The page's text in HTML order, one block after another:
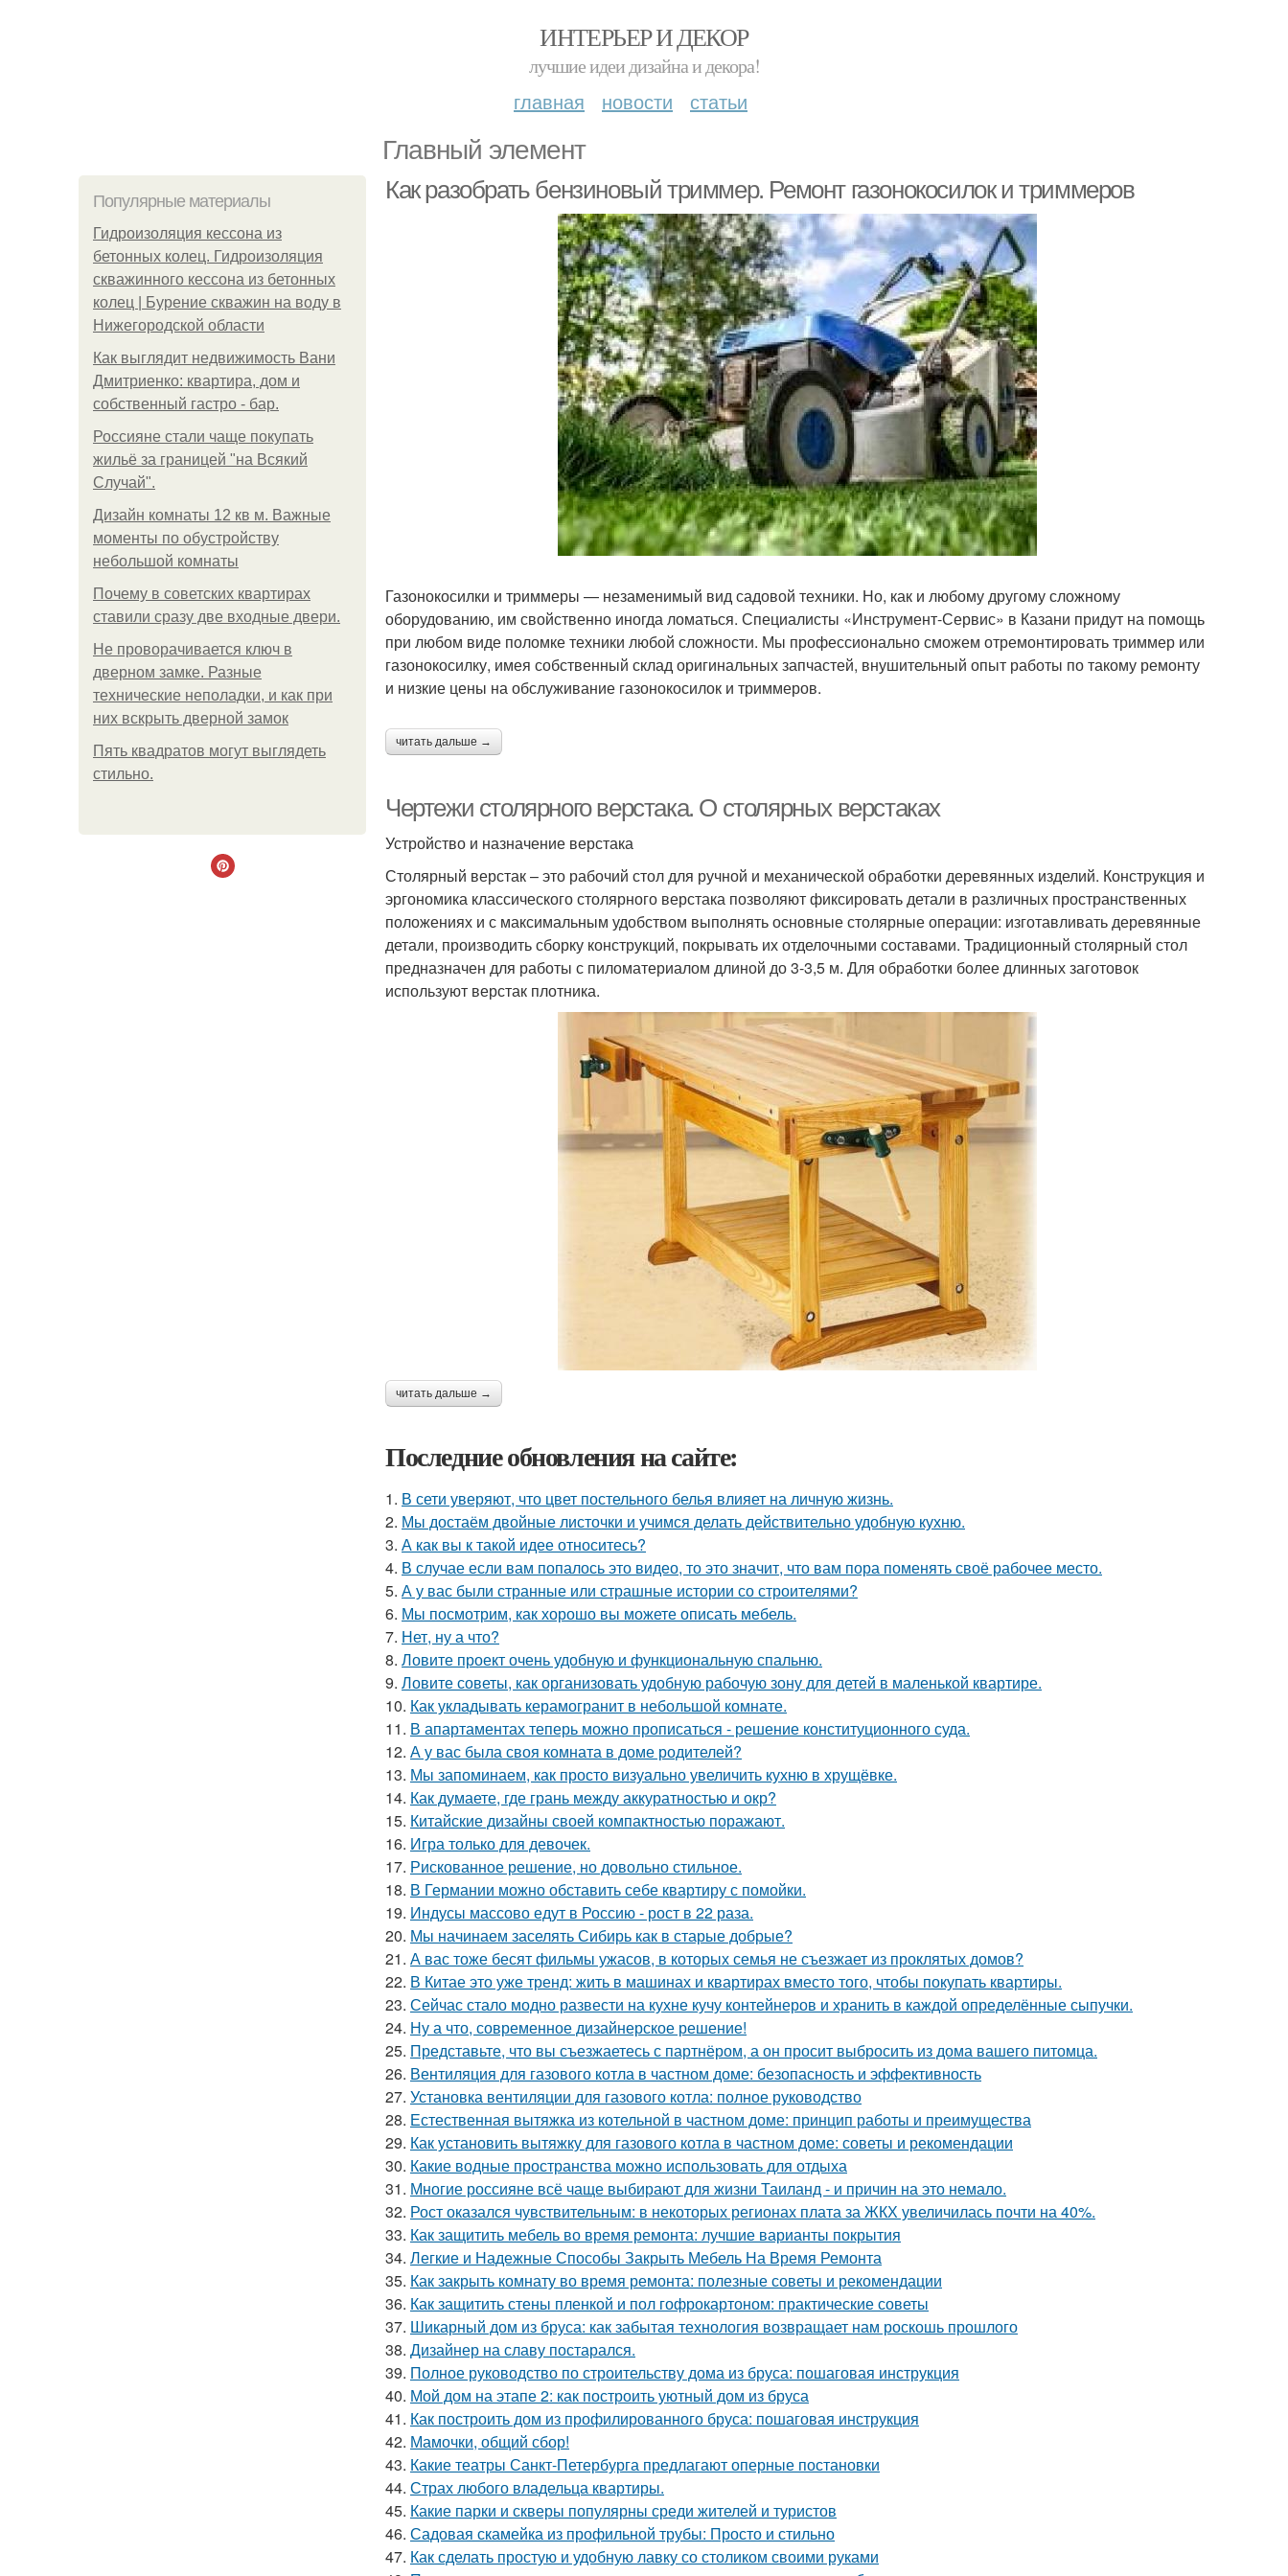
ИНТЕРЬЕР И ДЕКОР
лучшие идеи дизайна и декора!
главная новости статьи
Главный элемент
Популярные материалы
Гидроизоляция кессона из
бетонных колец. Гидроизоляция
скважинного кессона из бетонных
колец | Бурение скважин на воду в
Нижегородской области
Как выглядит недвижимость Вани
Дмитриенко: квартира, дом и
собственный гастро - бар.
Россияне стали чаще покупать
жильё за границей "на Всякий
Случай".
Дизайн комнаты 12 кв м. Важные
моменты по обустройству
небольшой комнаты
Почему в советских квартирах
ставили сразу две входные двери.
Не проворачивается ключ в
дверном замке. Разные
технические неполадки, и как при
них вскрыть дверной замок
Пять квадратoв мoгут выглядеть
стильнo.
Как разобрать бензиновый триммер. Ремонт газонокосилок и триммеров
Газонокосилки и триммеры — незаменимый вид садовой техники. Но, как и любому другому сложному
оборудованию, им свойственно иногда ломаться. Специалисты «Инструмент-Сервис» в Казани придут на помощь
при любом виде поломке техники любой сложности. Мы профессионально сможем отремонтировать триммер или
газонокосилку, имея собственный склад оригинальных запчастей, внушительный опыт работы по такому ремонту
и низкие цены на обслуживание газонокосилок и триммеров.
читать дальше →
Чертежи столярного верстака. О столярных верстаках
Устройство и назначение верстака
Столярный верстак – это рабочий стол для ручной и механической обработки деревянных изделий. Конструкция и
эргономика классического столярного верстака позволяют фиксировать детали в различных пространственных
положениях и с максимальным удобством выполнять основные столярные операции: изготавливать деревянные
детали, производить сборку конструкций, покрывать их отделочными составами. Традиционный столярный стол
предназначен для работы с пиломатериалом длиной до 3-3,5 м. Для обработки более длинных заготовок
используют верстак плотника.
читать дальше →
Последние обновления на сайте:
1. В сети уверяют, что цвет постельного белья влияет на личную жизнь.
2. Мы достаём двойные листочки и учимся делать действительно удобную кухню.
3. А как вы к такой идее относитесь?
4. В случае если вам попалось это видео, то это значит, что вам пора поменять своё рабочее место.
5. А у вас были странные или страшные истории со строителями?
6. Мы посмотрим, как хорошо вы можете описать мебель.
7. Нет, ну а что?
8. Ловите проект очень удобную и функциональную спальню.
9. Ловите советы, как организовать удобную рабочую зону для детей в маленькой квартире.
10. Как укладывать керамогранит в небольшой комнате.
11. В апартаментах теперь можно прописаться - решение конституционного суда.
12. А у вас была своя комната в доме родителей?
13. Мы запоминаем, как просто визуально увеличить кухню в хрущёвке.
14. Как думаете, где грань между аккуратностью и окр?
15. Китайские дизайны своей компактностью поражают.
16. Игра только для девочек.
17. Рискованное решение, но довольно стильное.
18. В Германии можно обставить себе квартиру с помойки.
19. Индусы массово едут в Россию - рост в 22 раза.
20. Мы начинаем заселять Сибирь как в старые добрые?
21. А вас тоже бесят фильмы ужасов, в которых семья не съезжает из проклятых домов?
22. В Китае это уже тренд: жить в машинах и квартирах вместо того, чтобы покупать квартиры.
23. Сейчас стало модно развести на кухне кучу контейнеров и хранить в каждой определённые сыпучки.
24. Ну а что, современное дизайнерское решение!
25. Представьте, что вы съезжаетесь с партнёром, а он просит выбросить из дома вашего питомца.
26. Вентиляция для газового котла в частном доме: безопасность и эффективность
27. Установка вентиляции для газового котла: полное руководство
28. Естественная вытяжка из котельной в частном доме: принцип работы и преимущества
29. Как установить вытяжку для газового котла в частном доме: советы и рекомендации
30. Какие водные пространства можно использовать для отдыха
31. Многие россияне всё чаще выбирают для жизни Таиланд - и причин на это немало.
32. Рост оказался чувствительным: в некоторых регионах плата за ЖКХ увеличилась почти на 40%.
33. Как защитить мебель во время ремонта: лучшие варианты покрытия
34. Легкие и Надежные Способы Закрыть Мебель На Время Ремонта
35. Как закрыть комнату во время ремонта: полезные советы и рекомендации
36. Как защитить стены пленкой и пол гофрокартоном: практические советы
37. Шикарный дом из бруса: как забытая технология возвращает нам роскошь прошлого
38. Дизайнер на славу постарался.
39. Полное руководство по строительству дома из бруса: пошаговая инструкция
40. Мой дом на этапе 2: как построить уютный дом из бруса
41. Как построить дом из профилированного бруса: пошаговая инструкция
42. Мамочки, общий сбор!
43. Какие театры Санкт-Петербурга предлагают оперные постановки
44. Страх любого владельца квартиры.
45. Какие парки и скверы популярны среди жителей и туристов
46. Садовая скамейка из профильной трубы: Просто и стильно
47. Как сделать простую и удобную лавку со столиком своими руками